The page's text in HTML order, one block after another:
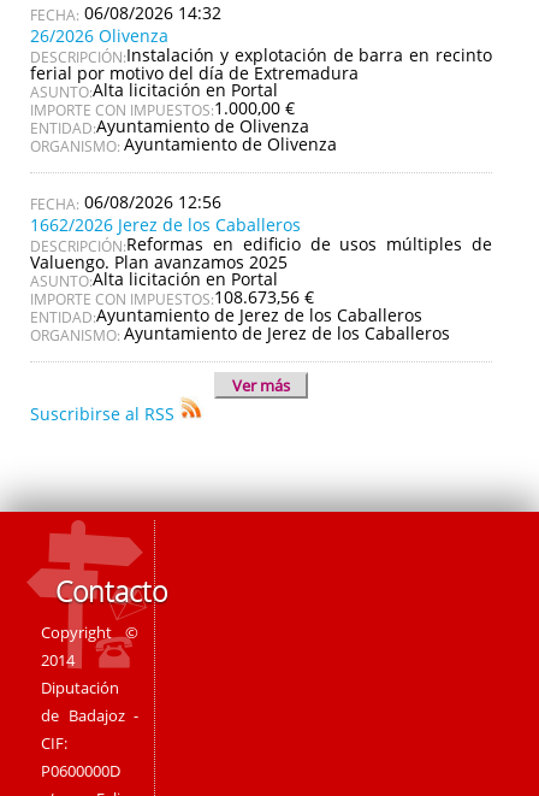
06/08/2026 14:32
26/2026 Olivenza
DESCRIPCIÓN:Instalación y explotación de barra en recinto
ferial por motivo del día de Extremadura
ASUNTO:Alta licitación en Portal
IMPORTE CON IMPUESTOS:1.000,00 €
ENTIDAD:Ayuntamiento de Olivenza
ORGANISMO: Ayuntamiento de Olivenza
06/08/2026 12:56
1662/2026 Jerez de los Caballeros
DESCRIPCIÓN:Reformas en edificio de usos múltiples de
Valuengo. Plan avanzamos 2025
ASUNTO:Alta licitación en Portal
IMPORTE CON IMPUESTOS:108.673,56 €
ENTIDAD:Ayuntamiento de Jerez de los Caballeros
ORGANISMO: Ayuntamiento de Jerez de los Caballeros
Ver más
Suscribirse al RSS
Contacto
Copyright ©
2014
Diputación
de Badajoz -
CIF:
P0600000D